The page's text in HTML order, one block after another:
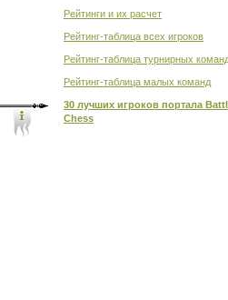
Рейтинги и их расчет
Рейтинг-таблица всех игроков
Рейтинг-таблица турнирных
Рейтинг-таблица малых команд
30 лучших игроков портала
Chess